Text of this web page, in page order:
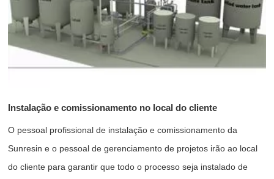
Instalação e comissionamento no local do cliente
O pessoal profissional de instalação e comissionamento da
Sunresin e o pessoal de gerenciamento de projetos irão ao local
do cliente para garantir que todo o processo seja instalado de